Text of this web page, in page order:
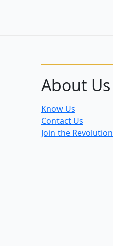
About Us
Know Us
Contact Us
Join the Revolution